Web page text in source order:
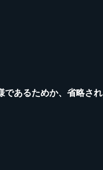
であるためか、省略され